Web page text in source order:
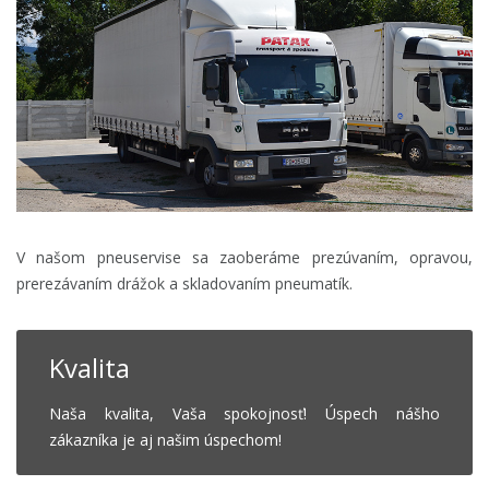
V našom pneuservise sa zaoberáme prezúvaním, opravou,
prerezávaním drážok a skladovaním pneumatík.
Kvalita
Naša kvalita, Vaša spokojnosť! Úspech nášho
zákazníka je aj našim úspechom!